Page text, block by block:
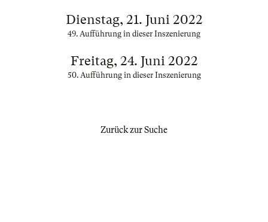
Dienstag, 21. Juni 2022
49. Aufführung in dieser Inszenierung
Freitag, 24. Juni 2022
50. Aufführung in dieser Inszenierung
Zurück zur Suche